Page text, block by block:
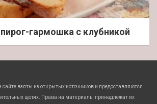
гармошка с клубникой
взяты из открытых источников и предоставляются
целях. Права на материалы принадлежат их